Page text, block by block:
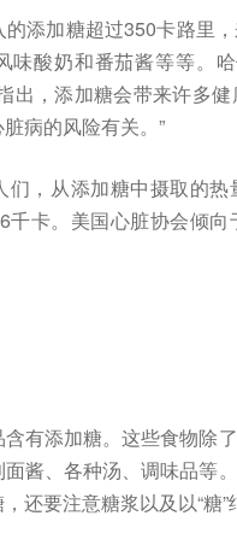
添加糖超过350卡路里
味酸奶和番茄酱等等。
出，添加糖会带来许多
病的风险有关。”
们，从添加糖中摄取的
千卡。美国心脏协会倾
有添加糖。这些食物除
酱、各种汤、调味品等
还要注意糖浆以及以“糖